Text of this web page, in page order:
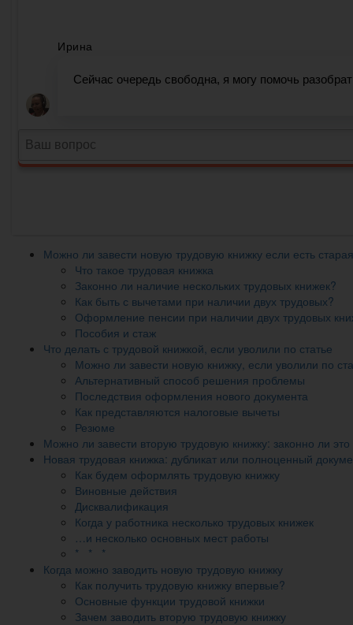
Можно ли завести новую трудовую книжку если есть старая
Что такое трудовая книжка
Законно ли наличие нескольких трудовых книжек?
Как быть с вычетами при наличии двух трудовых?
Оформление пенсии при наличии двух трудовых
Пособия и стаж
Что делать с трудовой книжкой, если уволили по статье
Можно ли завести новую книжку, если уволили по
Альтернативный способ решения проблемы
Последствия оформления нового документа
Как представляются налоговые вычеты
Резюме
Можно ли завести вторую трудовую книжку: законно ли это
Новая трудовая книжка: дубликат или полноценный
Как будем оформлять трудовую книжку
Виновные действия
Дисквалификация
Когда у работника несколько трудовых книжек
…и несколько основных мест работы
* * *
Когда можно заводить новую трудовую книжку
Как получить трудовую книжку впервые?
Основные функции трудовой книжки
Зачем заводить вторую трудовую книжку